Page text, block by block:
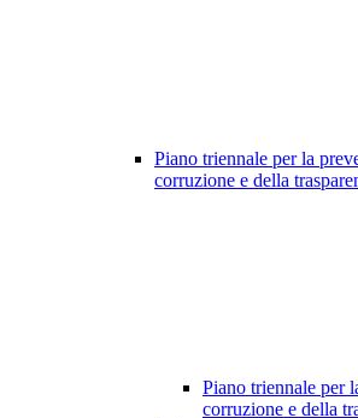
Piano triennale per la
corruzione e della
Piano triennale per
corruzione e della